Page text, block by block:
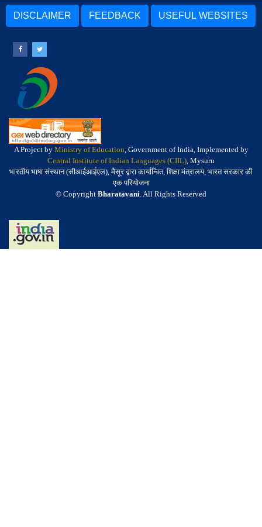
DISCLAIMER FEEDBACK USEFUL WEBSITES
A Project by Ministry of Education, Government of India, Implemented by
Central Institute of Indian Languages (CIIL), Mysuru
भारतीय भाषा संस्थान (सीआईआईएल), मैसूर द्वारा कार्यान्वित, शिक्षा मंत्रालय, भारत सरकार की
एक परियोजना
© Copyright Bharatavani. All Rights Reserved